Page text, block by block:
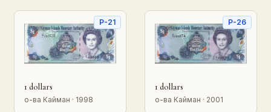
P-21
1 dollars
о-ва Кайман · 1998
P-26
1 dollars
о-ва Кайман · 2001